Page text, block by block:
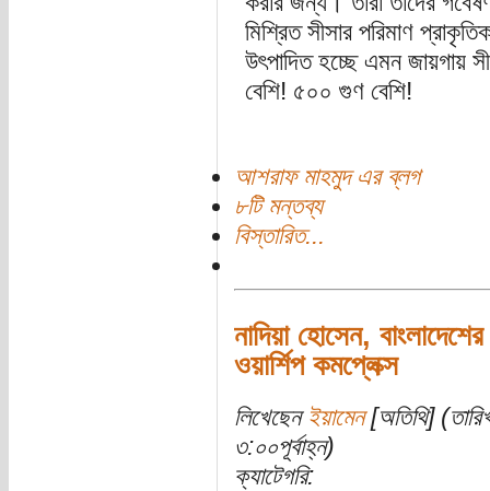
মিশ্রিত সীসার পরিমাণ
উৎপাদিত হচ্ছে এমন জায়গায়
বেশি! ৫০০ গুণ বেশি!
আশরাফ মাহমুদ এর ব্লগ
৮টি মন্তব্য
বিস্তারিত...
নাদিয়া হোসেন,
ওয়ার্শিপ কমপ্লেক্স
লিখেছেন ইয়ামেন[অতিথি]
৩:০০পূর্বাহ্ন)
ক্যাটেগরি: